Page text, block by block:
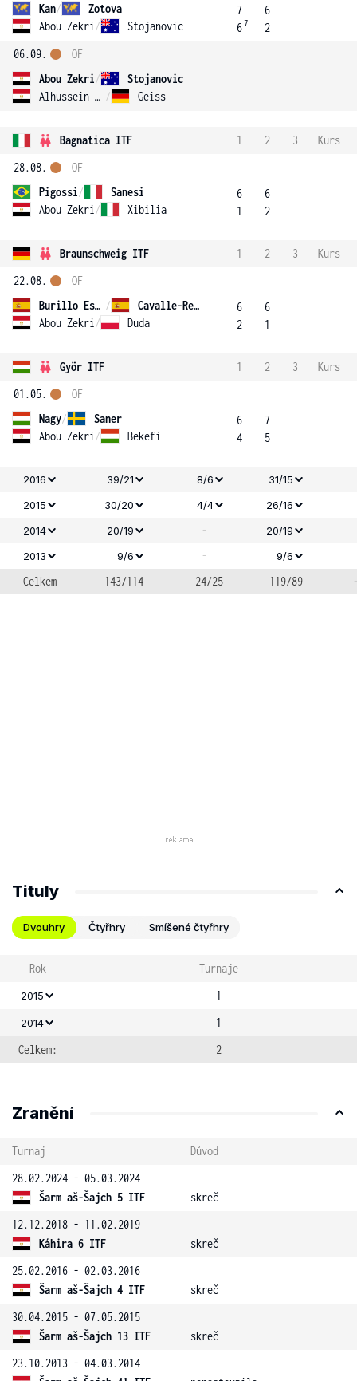
Kan/
Zotova
Abou Zekri / Stojanovic
7
67
6
2
06.09.
Abou Zekri/
Stojanovic
Alhussein Abdel Aziz / Geiss
OF
Bagnatica ITF 1 2 3
Kurs
28.08.
Pigossi/
Sanesi
Abou Zekri / Xibilia
OF
6
1
6
2
Braunschweig ITF 1 2 3
Kurs
22.08.
Burillo Escorihuela /
Cavalle-Reimers
Abou Zekri / Duda
OF
6
2
6
1
Györ ITF 1 2 3
Kurs
01.05.
Nagy/
Saner
Abou Zekri / Bekefi
OF
6
4
7
5
2016 39/21 8/6
31/15
2015
30/20 4/4
26/16
2014
20/19 -
20/19
2013
9/6 - 9/6
Celkem 143/114 24/25 119/89
Tituly
Dvouhry Čtyřhry Smíšené čtyřhry
Rok Turnaje
2015 1
2014
1
Celkem:
2
Zranění
Turnaj
Důvod
28.02.2024 - 05.03.2024
Šarm aš-Šajch 5 ITF
skreč
12.12.2018 - 11.02.2019
Káhira 6 ITF
skreč
25.02.2016 - 02.03.2016
Šarm aš-Šajch 4 ITF
skreč
30.04.2015 - 07.05.2015
Šarm aš-Šajch 13 ITF
skreč
23.10.2013 - 04.03.2014